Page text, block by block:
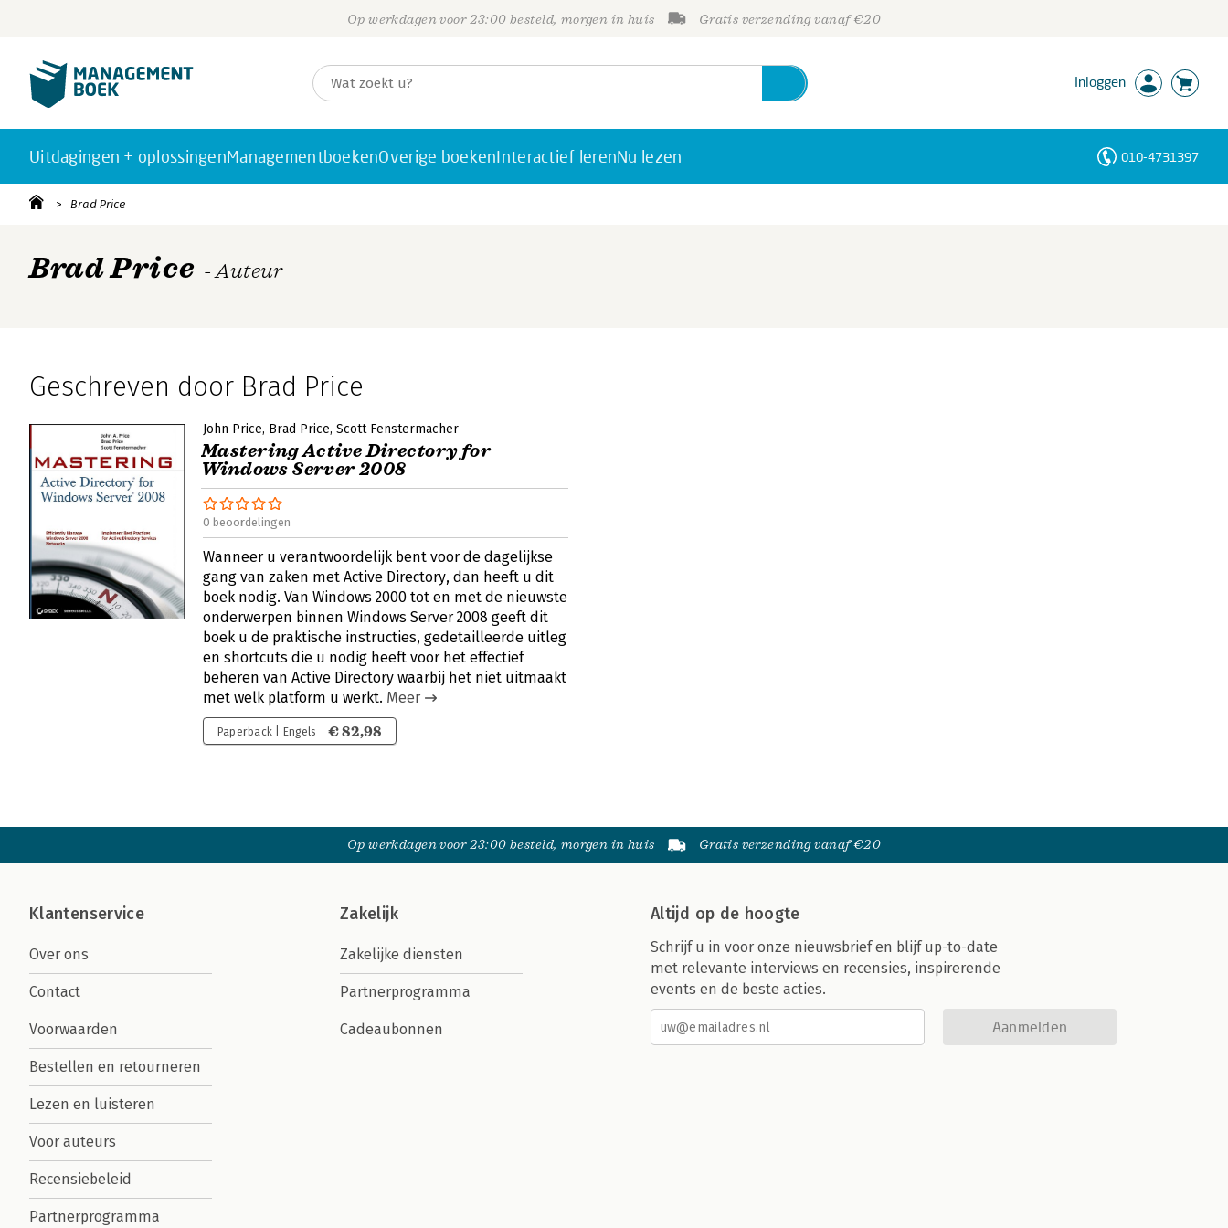
Op werkdagen voor 23:00 besteld, morgen in huis Gratis verzending vanaf €20
Inloggen
Uitdagingen + oplossingenManagementboekenOverige boekenInteractief lerenNu lezen 010-4731397
Brad Price
Brad Price - Auteur
Geschreven door Brad Price
John Price Brad Price Scott Fenstermacher
Mastering Active Directory for
Windows Server 2008
0 beoordelingen
Wanneer u verantwoordelijk bent voor de dagelijkse
gang van zaken met Active Directory, dan heeft u dit
boek nodig. Van Windows 2000 tot en met de nieuwste
onderwerpen binnen Windows Server 2008 geeft dit
boek u de praktische instructies, gedetailleerde uitleg
en shortcuts die u nodig heeft voor het effectief
beheren van Active Directory waarbij het niet uitmaakt
met welk platform u werkt. Meer
Paperback | Engels € 82,98
Op werkdagen voor 23:00 besteld, morgen in huis Gratis verzending vanaf €20
Klantenservice
Over ons
Contact
Voorwaarden
Bestellen en retourneren
Lezen en luisteren
Voor auteurs
Recensiebeleid
Partnerprogramma
Zakelijk
Zakelijke diensten
Partnerprogramma
Cadeaubonnen
Altijd op de hoogte
Schrijf u in voor onze nieuwsbrief en blijf up-to-date
met relevante interviews en recensies, inspirerende
events en de beste acties.
Aanmelden
Personen